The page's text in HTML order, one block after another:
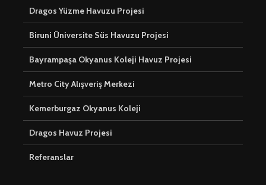
Dragos Yüzme Havuzu Projesi
Biruni Üniversite Süs Havuzu Projesi
Bayrampaşa Okyanus Koleji Havuz Projesi
Metro City Alışveriş Merkezi
Kemerburgaz Okyanus Koleji
Dragos Havuz Projesi
Referanslar